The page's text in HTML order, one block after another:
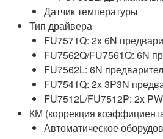
Датчик температуры
Тип драйвера
FU7571Q: 2x 6N
FU7562Q/FU7561Q: 6N
FU7562L: 6N
FU7541Q: 2x 3P3N
FU7512L/FU7512P: 2x
КМ (коррекция
Автоматическое